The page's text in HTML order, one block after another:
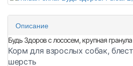
Описание
Будь Здоров с лососем, крупная гранула
Корм для взрослых собак,
шерсть